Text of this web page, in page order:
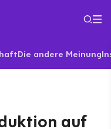
Die andere Meinung
auf